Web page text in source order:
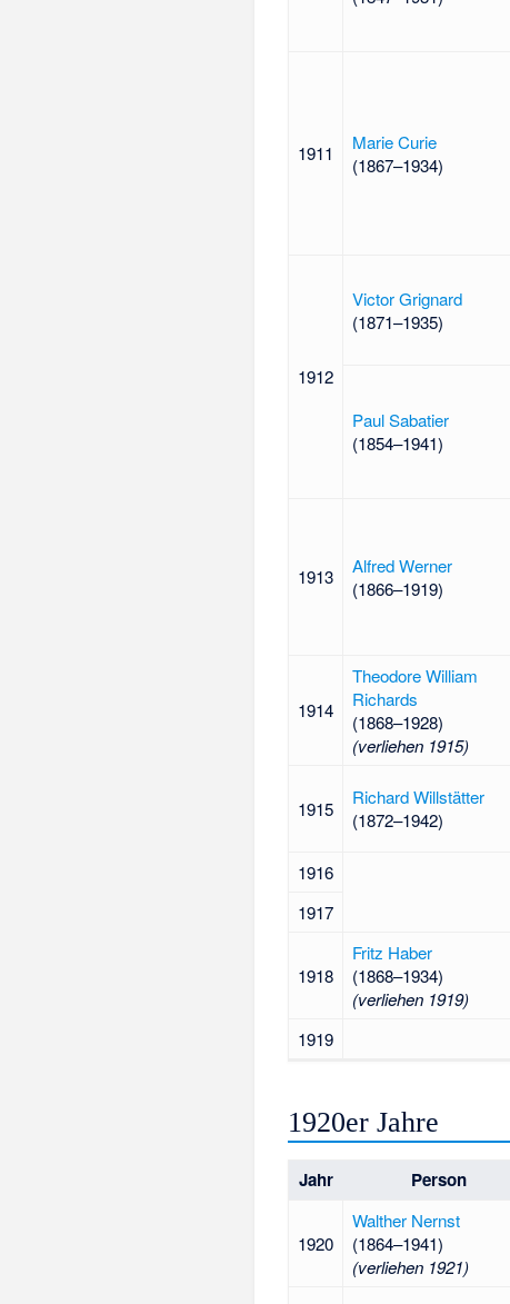
1911
Marie Curie
(1867–1934)
1912
Victor Grignard
(1871–1935)
Paul Sabatier
(1854–1941)
1913
Alfred Werner
(1866–1919)
1914
Theodore William
Richards
(1868–1928)
(verliehen 1915)
1915
Richard Willstätter
(1872–1942)
1916
1917
1918
Fritz Haber
(1868–1934)
(verliehen 1919)
1919
1920er Jahre
Jahr Person
1920
Walther Nernst
(1864–1941)
(verliehen 1921)